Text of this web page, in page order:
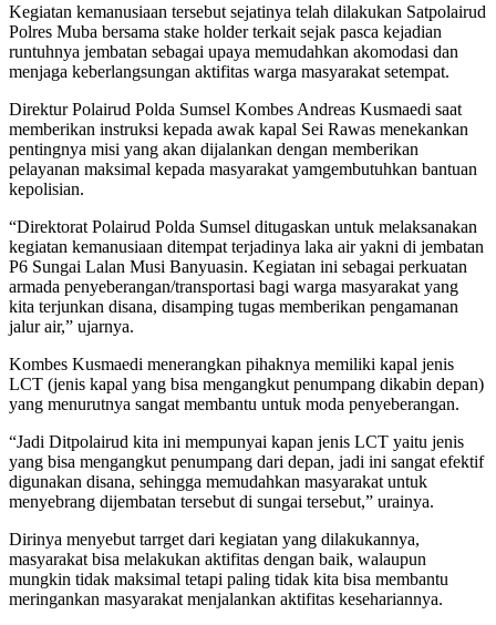
Kegiatan kemanusiaan tersebut sejatinya telah dilakukan Satpolairud
Polres Muba bersama stake holder terkait sejak pasca kejadian
runtuhnya jembatan sebagai upaya memudahkan akomodasi dan
menjaga keberlangsungan aktifitas warga masyarakat setempat.
Direktur Polairud Polda Sumsel Kombes Andreas Kusmaedi saat
memberikan instruksi kepada awak kapal Sei Rawas menekankan
pentingnya misi yang akan dijalankan dengan memberikan
pelayanan maksimal kepada masyarakat yamgembutuhkan bantuan
kepolisian.
“Direktorat Polairud Polda Sumsel ditugaskan untuk melaksanakan
kegiatan kemanusiaan ditempat terjadinya laka air yakni di jembatan
P6 Sungai Lalan Musi Banyuasin. Kegiatan ini sebagai perkuatan
armada penyeberangan/transportasi bagi warga masyarakat yang
kita terjunkan disana, disamping tugas memberikan pengamanan
jalur air,” ujarnya.
Kombes Kusmaedi menerangkan pihaknya memiliki kapal jenis
LCT (jenis kapal yang bisa mengangkut penumpang dikabin depan)
yang menurutnya sangat membantu untuk moda penyeberangan.
“Jadi Ditpolairud kita ini mempunyai kapan jenis LCT yaitu jenis
yang bisa mengangkut penumpang dari depan, jadi ini sangat efektif
digunakan disana, sehingga memudahkan masyarakat untuk
menyebrang dijembatan tersebut di sungai tersebut,” urainya.
Dirinya menyebut tarrget dari kegiatan yang dilakukannya,
masyarakat bisa melakukan aktifitas dengan baik, walaupun
mungkin tidak maksimal tetapi paling tidak kita bisa membantu
meringankan masyarakat menjalankan aktifitas kesehariannya.